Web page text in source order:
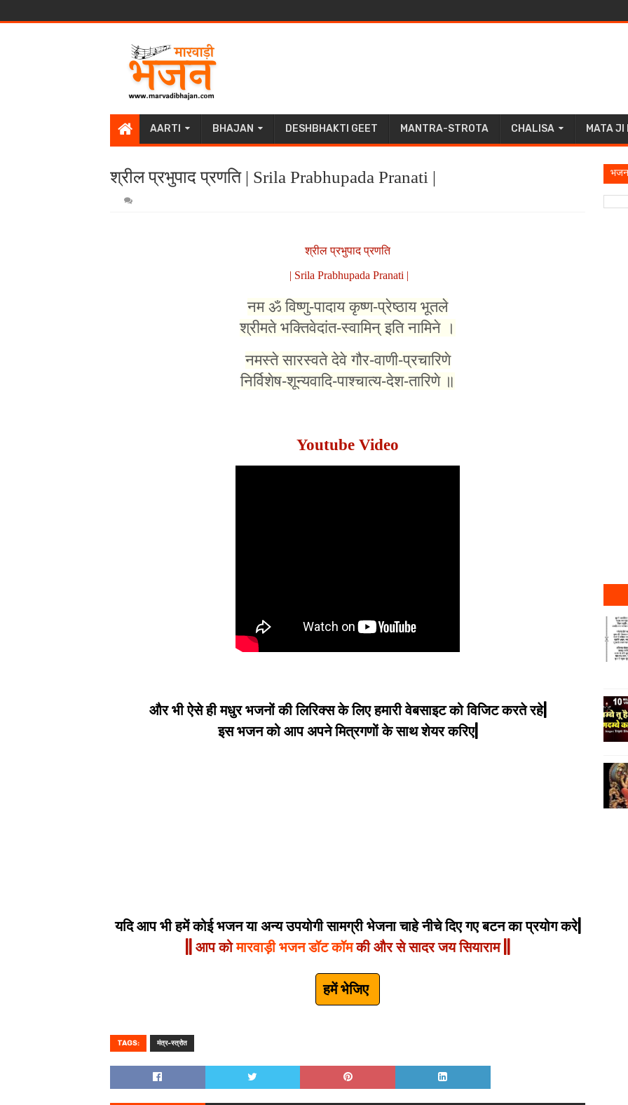
AARTI BHAJAN DESHBHAKTI GEET MANTRA-STROTA CHALISA MATA JI
श्रील प्रभुपाद प्रणति | Srila Prabhupada Pranati |
श्रील प्रभुपाद प्रणति
| Srila Prabhupada Pranati |
नम ॐ विष्णु-पादाय कृष्ण-प्रेष्ठाय भूतले
श्रीमते भक्तिवेदांत-स्वामिन् इति नामिने ।
नमस्ते सारस्वते देवे गौर-वाणी-प्रचारिणे
निर्विशेष-शून्यवादि-पाश्चात्य-देश-तारिणे ॥
Youtube Video
और भी ऐसे ही मधुर भजनों की लिरिक्स के लिए हमारी वेबसाइट को विजिट करते रहे|
इस भजन को आप अपने मित्रगणों के साथ शेयर करिए|
यदि आप भी हमें कोई भजन या अन्य उपयोगी सामग्री भेजना चाहे नीचे दिए गए बटन का प्रयोग करे|
|| आप कोमारवाड़ी भजन डॉट कॉमकी और से सादर जय सियाराम ||
हमें भेजिए
TAGS: मंत्र-स्त्रोत